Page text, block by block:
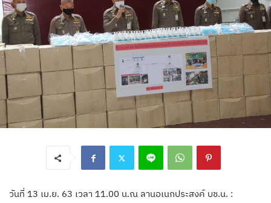
วันที่ 13 เม.ย. 63 เวลา 11.00 น.ณ ลานอเนกประสงค์ บช.น.​ :